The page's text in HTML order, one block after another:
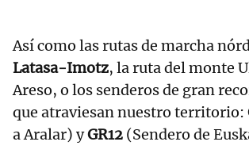
Así como las rutas de marcha
Latasa-Imotz, la ruta del monte
Areso, o los senderos de gran
que atraviesan nuestro territorio:
a Aralar) yGR12 (Sendero de